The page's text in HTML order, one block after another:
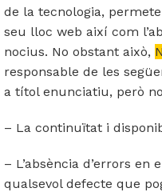
de la tecnologia,
seu lloc web així com
nocius. No obstant això,
responsable de les
a títol enunciatiu, però
– La continuïtat i
– L’absència d’errors
qualsevol defecte que